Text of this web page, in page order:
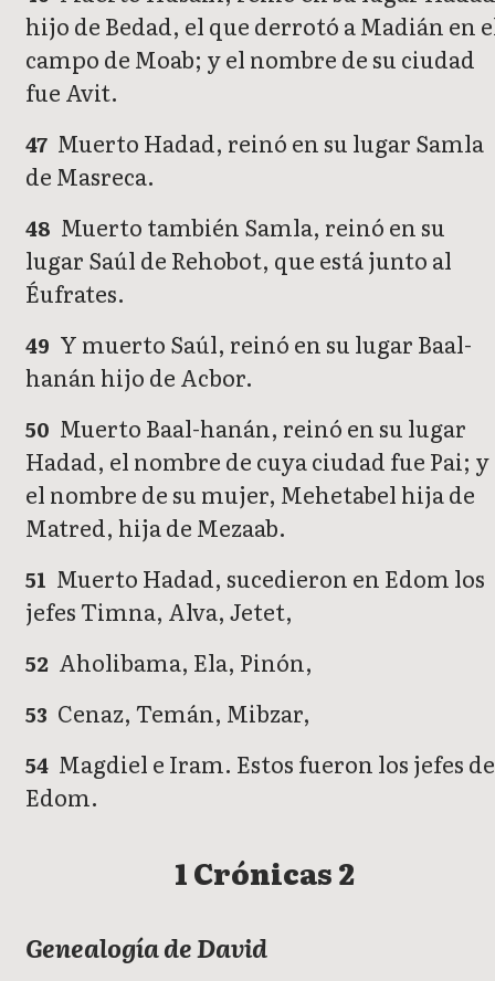
hijo de Bedad, el que derrotó a Madián en
campo de Moab; y el nombre de su ciudad
fue Avit.
47 Muerto Hadad, reinó en su lugar Samla
de Masreca.
48 Muerto también Samla, reinó en su
lugar Saúl de Rehobot, que está junto al
Éufrates.
49 Y muerto Saúl, reinó en su lugar Baal-
hanán hijo de Acbor.
50 Muerto Baal-hanán, reinó en su lugar
Hadad, el nombre de cuya ciudad fue Pai; y
el nombre de su mujer, Mehetabel hija de
Matred, hija de Mezaab.
51 Muerto Hadad, sucedieron en Edom los
jefes Timna, Alva, Jetet,
52 Aholibama, Ela, Pinón,
53 Cenaz, Temán, Mibzar,
54 Magdiel e Iram. Estos fueron los jefes de
Edom.
1 Crónicas 2
Genealogía de David